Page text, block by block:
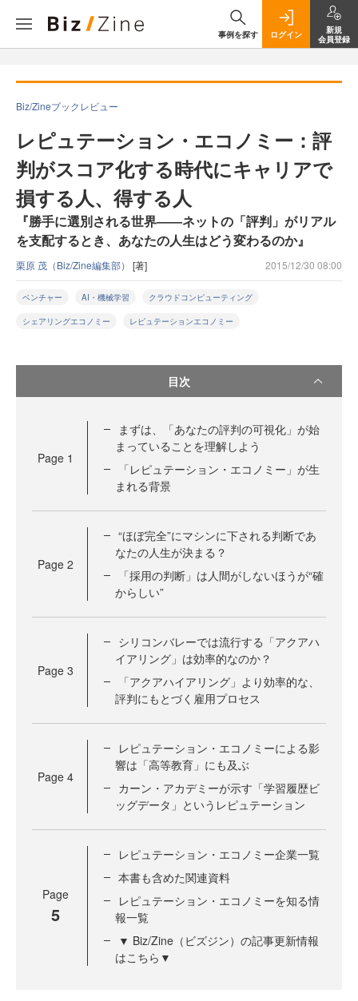
事例を探す ログイン
新規
会員登録
Biz/Zineブックレビュー
レピュテーション・エコノミー：評
判がスコア化する時代にキャリアで
損する人、得する人
『勝手に選別される世界――ネットの「評判」がリアル
を支配するとき、あなたの人生はどう変わるのか』
栗原 茂（Biz/Zine編集部） [著] 2015/12/30 08:00
ベンチャー AI・機械学習 クラウドコンピューティング
シェアリングエコノミー レピュテーションエコノミー
目次
Page 1
まずは、「あなたの評判の可視化」が始
まっていることを理解しよう
「レピュテーション・エコノミー」が生
まれる背景
Page 2
“ほぼ完全”にマシンに下される判断であ
なたの人生が決まる？
「採用の判断」は人間がしないほうが“確
からしい”
Page 3
シリコンバレーでは流行する「アクアハ
イアリング」は効率的なのか？
「アクアハイアリング」より効率的な、
評判にもとづく雇用プロセス
Page 4
レピュテーション・エコノミーによる影
響は「高等教育」にも及ぶ
カーン・アカデミーが示す「学習履歴ビ
ッグデータ」というレピュテーション
Page
5
レピュテーション・エコノミー企業一覧
本書も含めた関連資料
レピュテーション・エコノミーを知る情
報一覧
▼ Biz/Zine（ビズジン）の記事更新情報
はこちら▼